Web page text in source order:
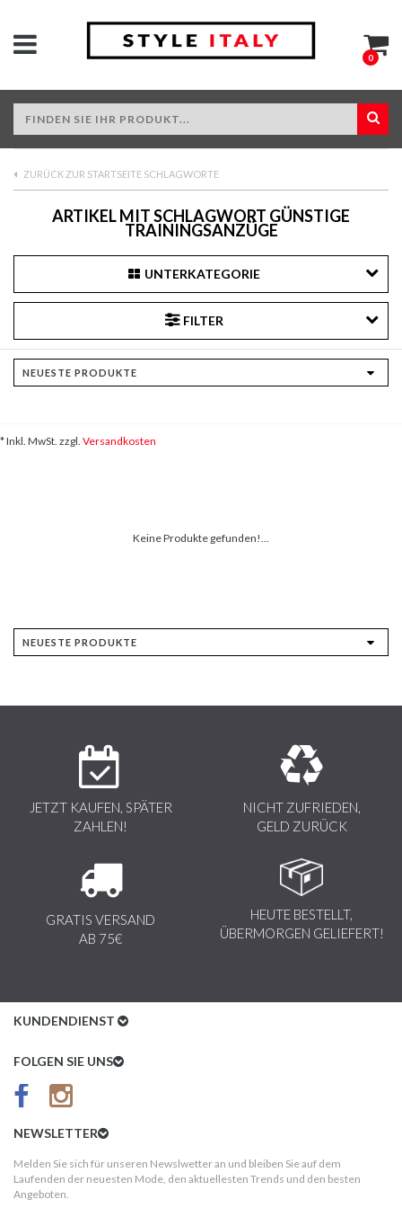
0
ZURÜCK ZUR STARTSEITE SCHLAGWORTE
ARTIKEL MIT SCHLAGWORT GÜNSTIGE
TRAININGSANZÜGE
UNTERKATEGORIE
FILTER
* Inkl. MwSt. zzgl. Versandkosten
Keine Produkte gefunden!...
JETZT KAUFEN, SPÄTER
ZAHLEN!
NICHT ZUFRIEDEN,
GELD ZURÜCK
GRATIS VERSAND
AB 75€
HEUTE BESTELLT,
ÜBERMORGEN GELIEFERT!
KUNDENDIENST
Kundenservice
AGB
Kundeninformationen
FOLGEN SIE UNS
NEWSLETTER
Melden Sie sich für unseren Newslwetter an und bleiben Sie auf dem
Laufenden der neuesten Mode, den aktuellesten Trends und den besten
Angeboten.